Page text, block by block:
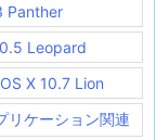
Panther
Leopard
X 10.7 Lion
リケーション関連